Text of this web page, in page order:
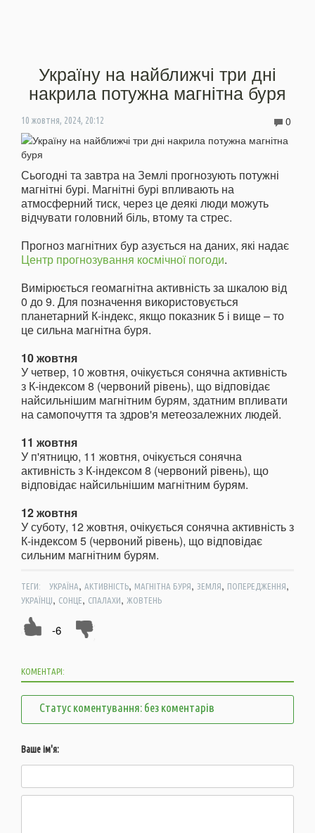
Україну на найближчі три дні
накрила потужна магнітна буря
10 жовтня, 2024, 20:12 0
Сьогодні та завтра на Землі прогнозують потужні
магнітні бурі. Магнітні бурі впливають на
атмосферний тиск, через це деякі люди можуть
відчувати головний біль, втому та стрес.
Прогноз магнітних бур азується на даних, які надає
Центр прогнозування космічної погоди.
Вимірюється геомагнітна активність за шкалою від
0 до 9. Для позначення використовується
планетарний К-індекс, якщо показник 5 і вище – то
це сильна магнітна буря.
10 жовтня
У четвер, 10 жовтня, очікується сонячна активність
з К-індексом 8 (червоний рівень), що відповідає
найсильнішим магнітним бурям, здатним впливати
на самопочуття та здров'я метеозалежних людей.
11 жовтня
У п'ятницю, 11 жовтня, очікується сонячна
активність з К-індексом 8 (червоний рівень), що
відповідає найсильнішим магнітним бурям.
12 жовтня
У суботу, 12 жовтня, очікується сонячна активність з
К-індексом 5 (червоний рівень), що відповідає
сильним магнітним бурям.
ТЕГИ: УКРАЇНА, АКТИВНІСТЬ, МАГНІТНА БУРЯ, ЗЕМЛЯ, ПОПЕРЕДЖЕННЯ,
УКРАЇНЦІ, СОНЦЕ, СПАЛАХИ, ЖОВТЕНЬ
-6
КОМЕНТАРІ:
Статус коментування: без коментарів
Ваше ім'я: